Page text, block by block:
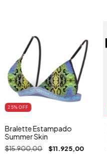
25% OFF
Bralette Estampado
Summer Skin
$15.900,00 $11.925,00